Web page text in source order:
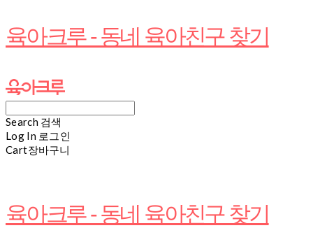
육아크루 - 동네 육아친구 찾기
Search 검색
Log In 로그인
Cart장바구니
육아크루 - 동네 육아친구 찾기